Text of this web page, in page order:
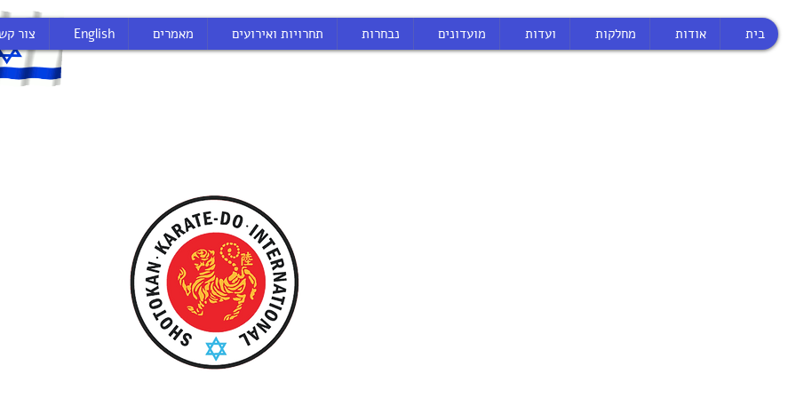
בית אודות מחלקות ועדות מועדונים נבחרות תחרויות ואירועים מאמרים English צור